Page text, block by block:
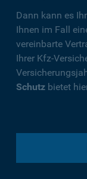
Dann kann es
Ihnen im Fall
vereinbarte
Ihrer Kfz-
Schutz bietet